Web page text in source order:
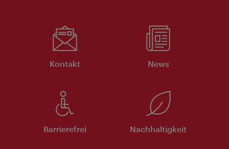
Kontakt News
Barrierefrei Nachhaltigkeit